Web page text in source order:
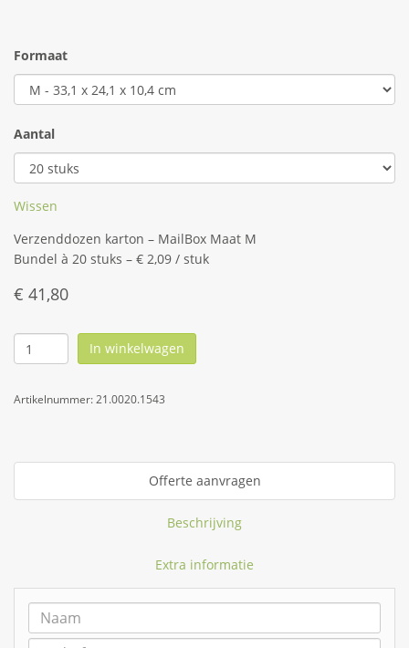
Formaat
Aantal
Wissen
Verzenddozen karton – MailBox Maat M
Bundel à 20 stuks – € 2,09 / stuk
€ 41,80
In winkelwagen
Artikelnummer:21.0020.1543
Offerte aanvragen
Beschrijving
Extra informatie